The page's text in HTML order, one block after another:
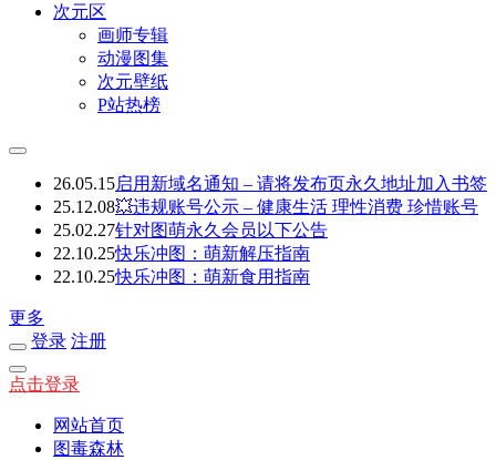
次元区
画师专辑
动漫图集
次元壁纸
P站热榜
26.05.15启用新域名通知 – 请将发布页永久地址加入书签
25.12.08💥违规账号公示 – 健康生活 理性消费 珍惜账号
25.02.27针对图萌永久会员以下公告
22.10.25快乐冲图：萌新解压指南
22.10.25快乐冲图：萌新食用指南
更多
登录 注册
点击登录
网站首页
图毒森林